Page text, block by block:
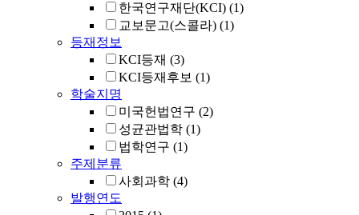
한국연구재단(KCI) (1)
교보문고(스콜라) (1)
등재정보
KCI등재 (3)
KCI등재후보 (1)
학술지명
미국헌법연구 (2)
성균관법학 (1)
법학연구 (1)
주제분류
사회과학 (4)
발행연도